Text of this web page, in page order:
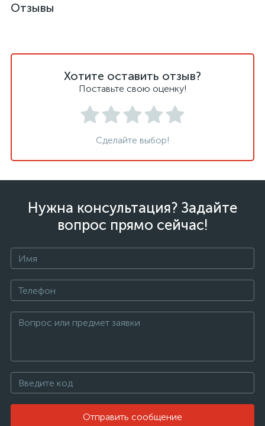
Отзывы
Хотите оставить отзыв?
Поставьте свою оценку!
Сделайте выбор!
Нужна консультация? Задайте
вопрос прямо сейчас!
Отправить сообщение